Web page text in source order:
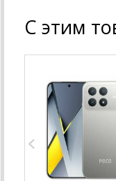
С этим